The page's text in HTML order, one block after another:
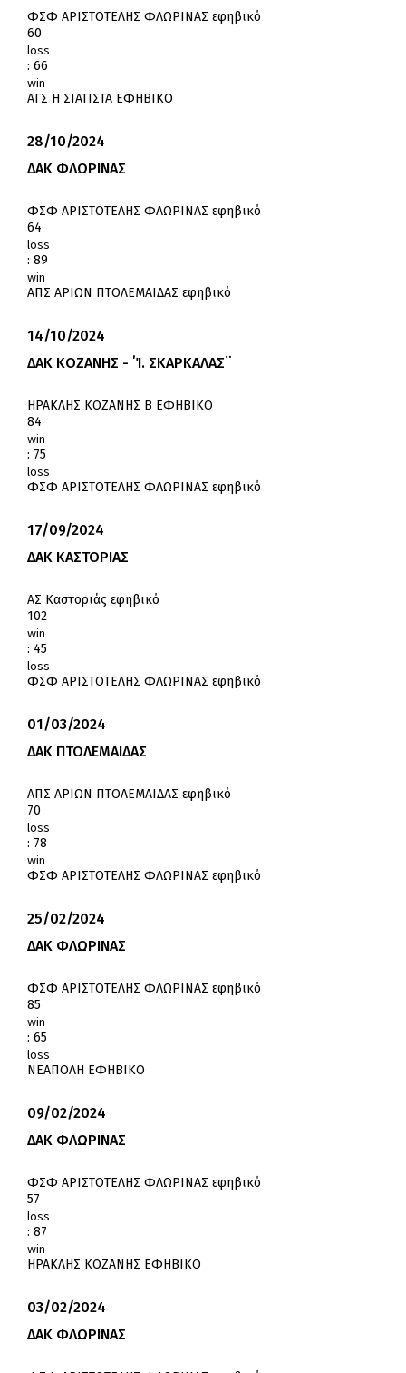
ΦΣΦ ΑΡΙΣΤΟΤΕΛΗΣ ΦΛΩΡΙΝΑΣ εφηβικό
60
loss
: 66
win
ΑΓΣ Η ΣΙΑΤΙΣΤΑ ΕΦΗΒΙΚΟ
28/10/2024
ΔΑΚ ΦΛΩΡΙΝΑΣ
ΦΣΦ ΑΡΙΣΤΟΤΕΛΗΣ ΦΛΩΡΙΝΑΣ εφηβικό
64
loss
: 89
win
ΑΠΣ ΑΡΙΩΝ ΠΤΟΛΕΜΑΙΔΑΣ εφηβικό
14/10/2024
ΔΑΚ ΚΟΖΑΝΗΣ - ΄Ί. ΣΚΑΡΚΑΛΑΣ¨
ΗΡΑΚΛΗΣ ΚΟΖΑΝΗΣ Β ΕΦΗΒΙΚΟ
84
win
: 75
loss
ΦΣΦ ΑΡΙΣΤΟΤΕΛΗΣ ΦΛΩΡΙΝΑΣ εφηβικό
17/09/2024
ΔΑΚ ΚΑΣΤΟΡΙΑΣ
ΑΣ Καστοριάς εφηβικό
102
win
: 45
loss
ΦΣΦ ΑΡΙΣΤΟΤΕΛΗΣ ΦΛΩΡΙΝΑΣ εφηβικό
01/03/2024
ΔΑΚ ΠΤΟΛΕΜΑΙΔΑΣ
ΑΠΣ ΑΡΙΩΝ ΠΤΟΛΕΜΑΙΔΑΣ εφηβικό
70
loss
: 78
win
ΦΣΦ ΑΡΙΣΤΟΤΕΛΗΣ ΦΛΩΡΙΝΑΣ εφηβικό
25/02/2024
ΔΑΚ ΦΛΩΡΙΝΑΣ
ΦΣΦ ΑΡΙΣΤΟΤΕΛΗΣ ΦΛΩΡΙΝΑΣ εφηβικό
85
win
: 65
loss
ΝΕΑΠΟΛΗ ΕΦΗΒΙΚΟ
09/02/2024
ΔΑΚ ΦΛΩΡΙΝΑΣ
ΦΣΦ ΑΡΙΣΤΟΤΕΛΗΣ ΦΛΩΡΙΝΑΣ εφηβικό
57
loss
: 87
win
ΗΡΑΚΛΗΣ ΚΟΖΑΝΗΣ ΕΦΗΒΙΚΟ
03/02/2024
ΔΑΚ ΦΛΩΡΙΝΑΣ